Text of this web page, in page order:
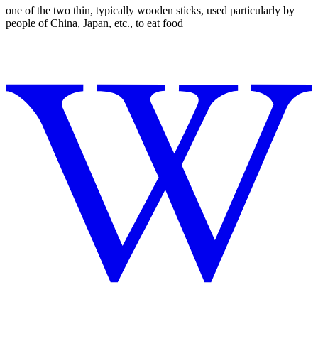
one of the two thin, typically wooden sticks, used particularly by
people of China, Japan, etc., to eat food